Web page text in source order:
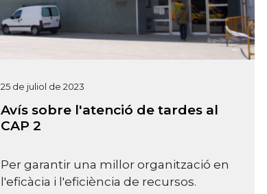
25 de juliol de 2023
Avís sobre l'atenció de tardes al
CAP 2
Per garantir una millor organització en
l'eficàcia i l'eficiència de recursos.